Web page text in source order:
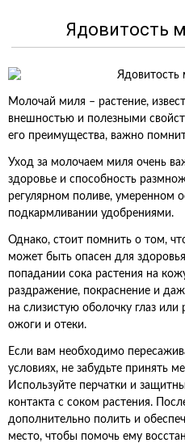
Ядовитость
Молочай миля – растение,
внешностью и полезными
его преимущества, важно
Уход за молочаем миля очень
здоровье и способность
регулярном поливе, умеренном
подкармливании удобрениями.
Однако, стоит помнить о том,
может быть опасен для
попадании сока растения на
раздражение, покраснение и
на слизистую оболочку глаз или
ожоги и отеки.
Если вам необходимо
условиях, не забудьте принять
Используйте перчатки и
контакта с соком растения.
дополнительно полить и
место, чтобы помочь ему